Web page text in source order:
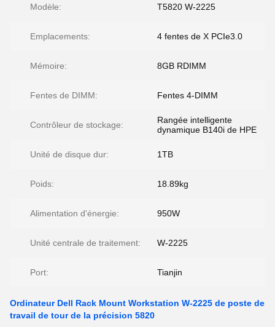
Modèle: T5820 W-2225
Emplacements: 4 fentes de X PCIe3.0
Mémoire: 8GB RDIMM
Fentes de DIMM: Fentes 4-DIMM
Contrôleur de stockage:
Rangée intelligente
dynamique B140i de HPE
Unité de disque dur: 1TB
Poids: 18.89kg
Alimentation d'énergie: 950W
Unité centrale de traitement: W-2225
Port: Tianjin
Ordinateur Dell Rack Mount Workstation W-2225 de poste de
travail de tour de la précision 5820